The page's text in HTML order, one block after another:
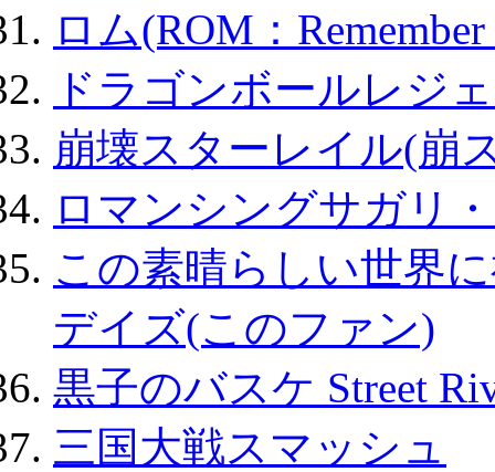
ロム(ROM：
ドラゴンボールレジ
崩壊スターレイル(崩
ロマンシングサガリ
この素晴らしい世界
デイズ(このファン)
黒子のバスケ Street
三国大戦スマッシュ